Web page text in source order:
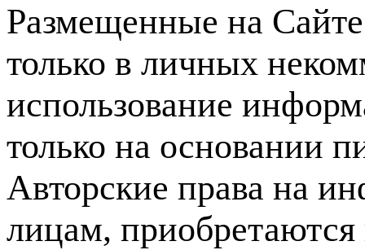
Размещенные на
только в личных
использование
только на основании
Авторские права на
лицам,